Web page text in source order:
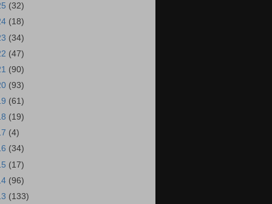
(32)
(18)
(34)
(47)
(90)
(93)
(61)
(19)
(4)
(34)
(17)
(96)
(133)